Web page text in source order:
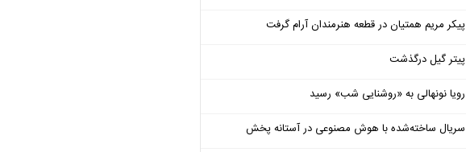
پیکر مریم همتیان در قطعه هنرمندان آرام گرفت
پیتر گیل درگذشت
رویا نونهالی به «روشنایی شب» رسید
سریال ساخته‌شده با هوش مصنوعی در آستانه پخش